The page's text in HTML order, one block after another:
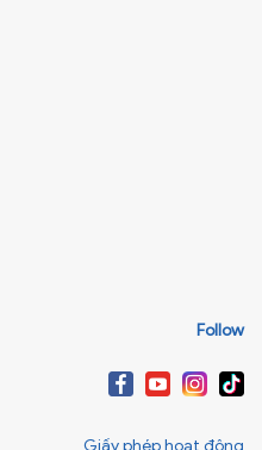
Follow
Giấy phép hoạt động